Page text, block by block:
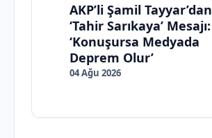
AKP’li Şamil Tayyar’dan
‘Tahir Sarıkaya’ Mesajı:
‘Konuşursa Medyada
Deprem Olur’
04 Ağu 2026